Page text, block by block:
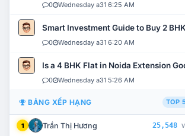
0 Wednesday a31 6:25 AM
Smart Investment Guide to Buy 2
0 Wednesday a31 6:20 AM
Is a 4 BHK Flat in Noida Extension
0 Wednesday a31 5:26 AM
BẢNG XẾP HẠNG TOP
1 Trần Thị Hương 25,548